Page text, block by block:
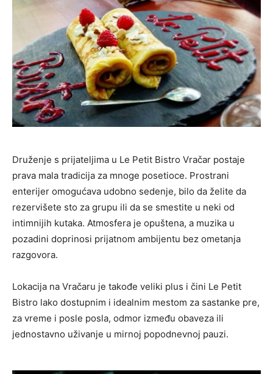
Druženje s prijateljima u Le Petit Bistro Vračar postaje
prava mala tradicija za mnoge posetioce. Prostrani
enterijer omogućava udobno sedenje, bilo da želite da
rezervišete sto za grupu ili da se smestite u neki od
intimnijih kutaka. Atmosfera je opuštena, a muzika u
pozadini doprinosi prijatnom ambijentu bez ometanja
razgovora.
Lokacija na Vračaru je takođe veliki plus i čini Le Petit
Bistro lako dostupnim i idealnim mestom za sastanke pre,
za vreme i posle posla, odmor između obaveza ili
jednostavno uživanje u mirnoj popodnevnoj pauzi.